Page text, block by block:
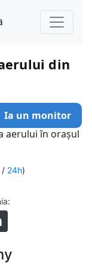
din
Ia un monitor
aerului în orașul
/ 24h)
: